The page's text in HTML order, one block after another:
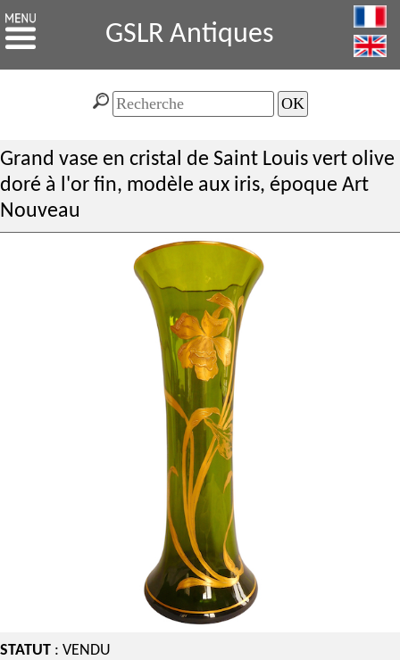
GSLR Antiques
Grand vase en cristal de Saint Louis vert olive
doré à l'or fin, modèle aux iris, époque Art
Nouveau
STATUT : VENDU